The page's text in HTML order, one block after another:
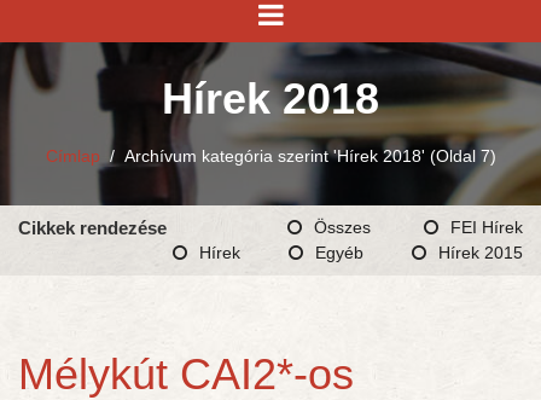
Hírek 2018
Címlap / Archívum kategória szerint 'Hírek 2018' (Oldal 7)
Cikkek rendezése Összes
FEI Hírek
Hírek
Egyéb Hírek 2015
Mélykút CAI2*-os